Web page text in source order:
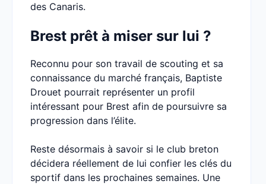
des Canaris.
Brest prêt à miser sur lui ?
Reconnu pour son travail de scouting et sa
connaissance du marché français, Baptiste
Drouet pourrait représenter un profil
intéressant pour Brest afin de poursuivre sa
progression dans l’élite.
Reste désormais à savoir si le club breton
décidera réellement de lui confier les clés du
sportif dans les prochaines semaines. Une